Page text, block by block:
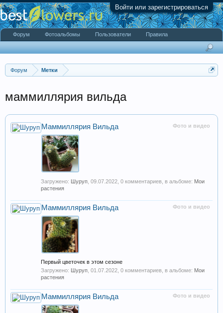
Войти или зарегистрироваться
Форум Метки
маммиллярия вильда
Фото и видео
Маммиллярия Вильда
Загружено: Шуруп 09.07.2022 , 0 комментариев, в альбоме: Мои
растения
Фото и видео
Маммиллярия Вильда
Первый цветочек в этом сезоне
Загружено: Шуруп 01.07.2022 , 0 комментариев, в альбоме: Мои
растения
Фото и видео
Маммиллярия Вильда
Форум Фотоальбомы Пользователи Правила